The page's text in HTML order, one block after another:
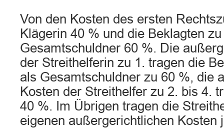
Von den Kosten des ersten
Klägerin 40 % und die Beklagten
Gesamtschuldner 60 %. Die
der Streithelferin zu 1. tragen die
als Gesamtschuldner zu 60 %, die
Kosten der Streithelfer zu 2. bis 4.
40 %. Im Übrigen tragen die
eigenen außergerichtlichen Kosten